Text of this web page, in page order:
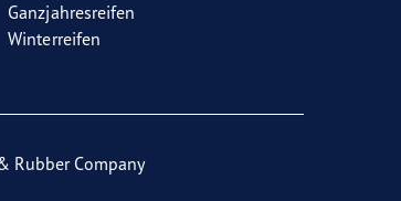
Ganzjahresreifen
Winterreifen
Rubber Company